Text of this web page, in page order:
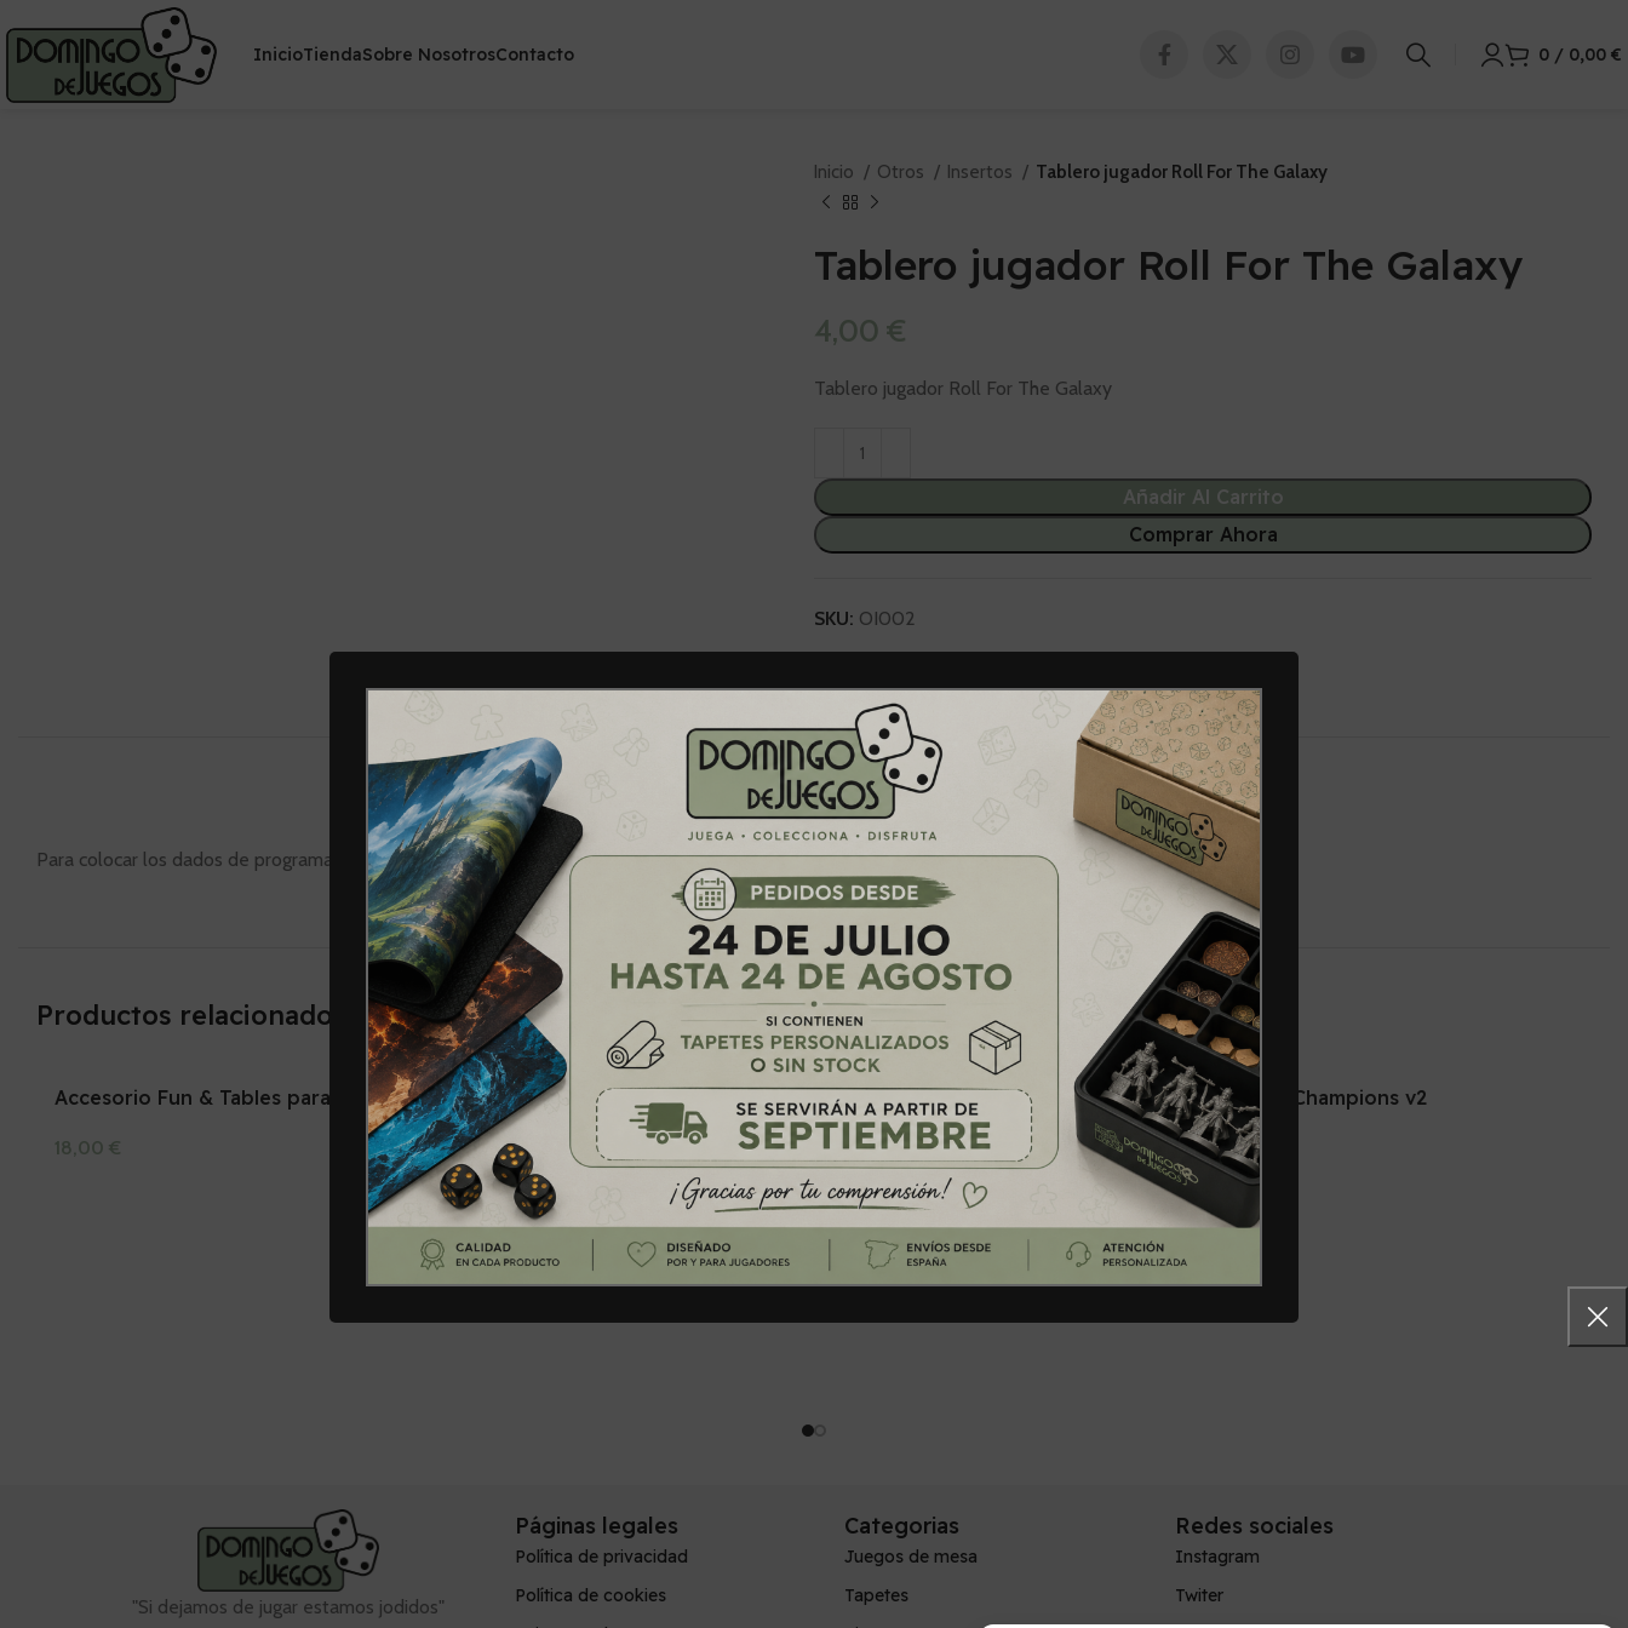
InicioTiendaSobre NosotrosContacto 0 / 0,00 €
Inicio Otros Insertos Tablero jugador Roll For The Galaxy
Tablero jugador Roll For The Galaxy
4,00 €
Tablero jugador Roll For The Galaxy
Añadir Al Carrito
Comprar Ahora
SKU: OI002
DESCRIPCIÓN INFORMACIÓN ADICIONAL VALORACIONES (0)
Para colocar los dados de programación y que no se muevan.
Productos relacionados
Accesorio Fun & Tables para
18,00 €
Formula D
12,00€
Añadir Al Carrito
Marvel Champions
19,00€
Añadir Al Carrito
Marvel Champions v2
22,00
Añadir Al Carrito
"Si dejamos de jugar estamos jodidos"
Páginas legales
Política de privacidad
Política de cookies
Categorias
Juegos de mesa
Tapetes
Redes sociales
Instagram
Twiter